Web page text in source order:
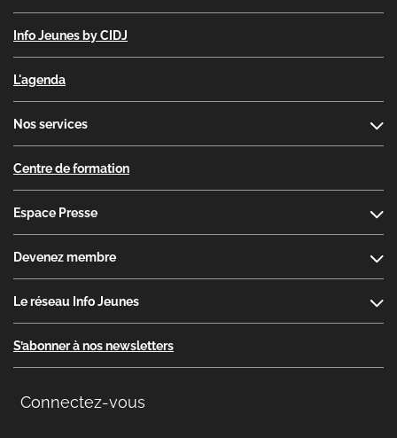
Info Jeunes by CIDJ
L'agenda
Nos services
Centre de formation
Espace Presse
Devenez membre
Le réseau Info Jeunes
S’abonner à nos newsletters
Connectez-vous